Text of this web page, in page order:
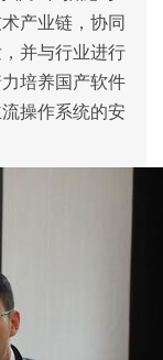
产业链，协同
并与行业进行
培养国产软件
操作系统的安